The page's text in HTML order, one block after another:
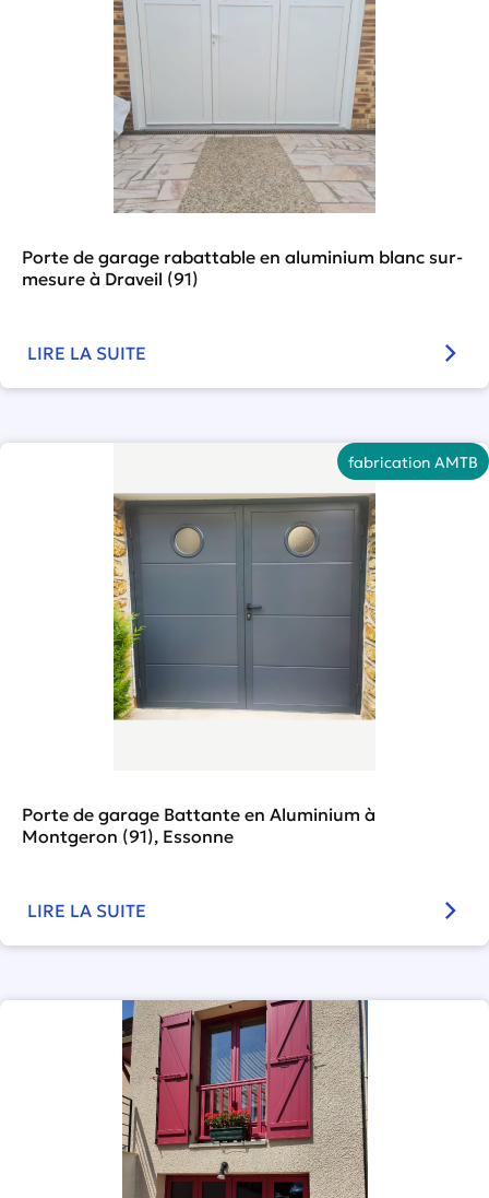
Porte de garage rabattable en aluminium blanc sur-
mesure à Draveil (91)
LIRE LA SUITE
fabrication AMTB
Porte de garage Battante en Aluminium à
Montgeron (91), Essonne
LIRE LA SUITE